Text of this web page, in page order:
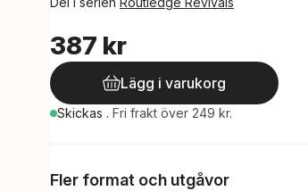
387 kr
Lägg i varukorg
Skickas . Fri frakt över 249 kr.
Fler format och utgåvor